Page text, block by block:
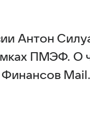
Антон
ПМЭФ. О
Mail.